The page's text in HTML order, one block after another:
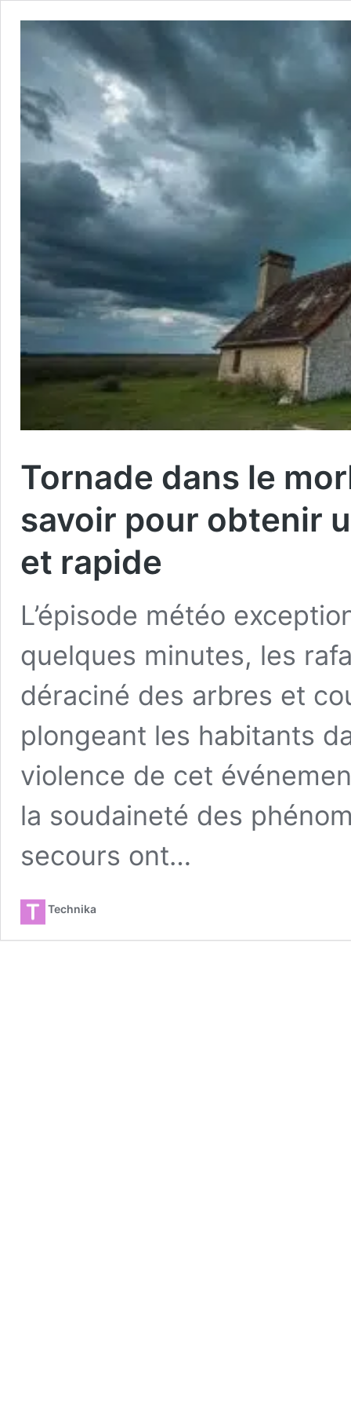
Tornade dans le
savoir pour obtenir
et rapide
L’épisode météo
quelques minutes, les
déraciné des arbres et
plongeant les habitants
violence de cet
la soudaineté des
secours ont…
Technika